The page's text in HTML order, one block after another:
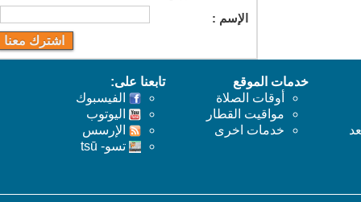
اﻹسم :
خدمات الموقع
أوقات الصلاة
مواقيت القطار
خدمات اخرى
تابعنا على:
الفيسبوك
اليوتوب
اﻹرسس
تسو- tsū